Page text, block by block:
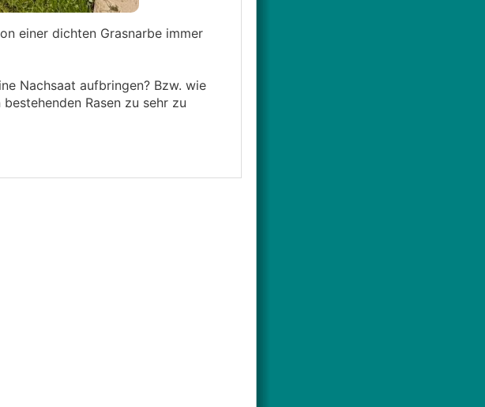
einer dichten Grasnarbe immer
Nachsaat aufbringen? Bzw. wie
Rasen zu sehr zu